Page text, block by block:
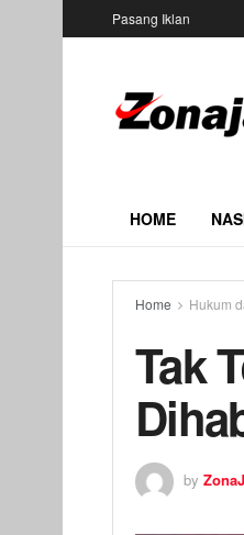
Pasang Iklan
HOME
Home Hukum
Tak
by